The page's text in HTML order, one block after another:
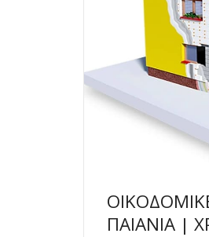
ΠΑΙΑΝΙΑ |